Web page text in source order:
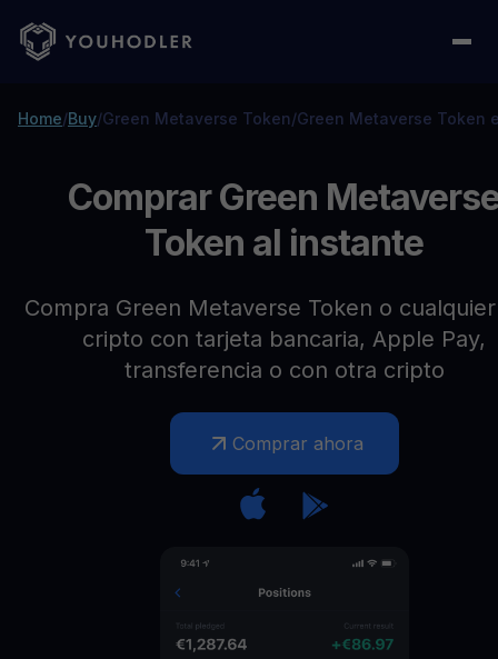
Home/Buy/Green Metaverse Token/Green Metaverse Token
Comprar Green
Token al instante
Compra Green Metaverse Token o
cripto con tarjeta bancaria, Apple Pay,
transferencia o con otra cripto
Comprar ahora